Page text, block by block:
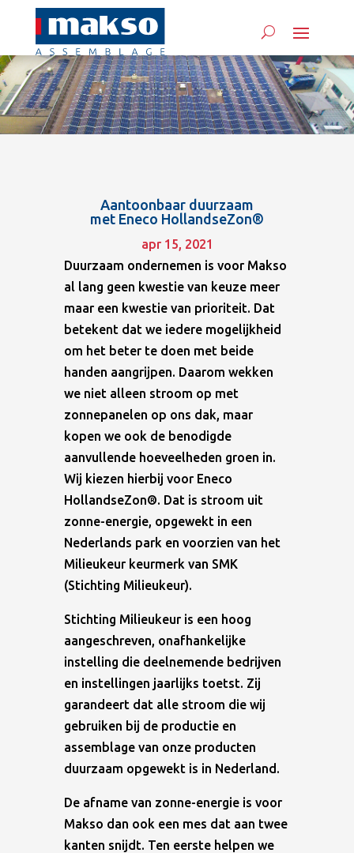
Aantoonbaar duurzaam
met Eneco HollandseZon®
apr 15, 2021
Duurzaam ondernemen is voor Makso
al lang geen kwestie van keuze meer
maar een kwestie van prioriteit. Dat
betekent dat we iedere mogelijkheid
om het beter te doen met beide
handen aangrijpen. Daarom wekken
we niet alleen stroom op met
zonnepanelen op ons dak, maar
kopen we ook de benodigde
aanvullende hoeveelheden groen in.
Wij kiezen hierbij voor Eneco
HollandseZon®. Dat is stroom uit
zonne-energie, opgewekt in een
Nederlands park en voorzien van het
Milieukeur keurmerk van SMK
(Stichting Milieukeur).
Stichting Milieukeur is een hoog
aangeschreven, onafhankelijke
instelling die deelnemende bedrijven
en instellingen jaarlijks toetst. Zij
garandeert dat alle stroom die wij
gebruiken bij de productie en
assemblage van onze producten
duurzaam opgewekt is in Nederland.
De afname van zonne-energie is voor
Makso dan ook een mes dat aan twee
kanten snijdt. Ten eerste helpen we